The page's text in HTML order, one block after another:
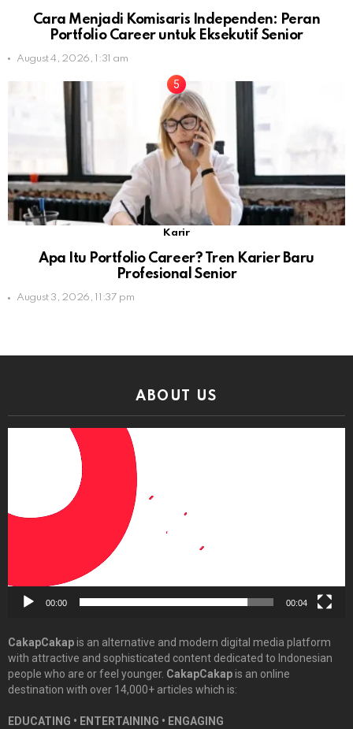
Cara Menjadi Komisaris Independen: Peran
Portfolio Career untuk Eksekutif Senior
August 4, 2026, 1:31 am
Karir
Apa Itu Portfolio Career? Tren Karier Baru
Profesional Senior
August 3, 2026, 11:37 pm
ABOUT US
00:00 00:04
CakapCakapis an alternative and modern digital media platform
with attractive and sophisticated content dedicated to Indonesian
people who are or feel younger. CakapCakapis an online
destination with over 14,000+ articles which is:
EDUCATING • ENTERTAINING • ENGAGING